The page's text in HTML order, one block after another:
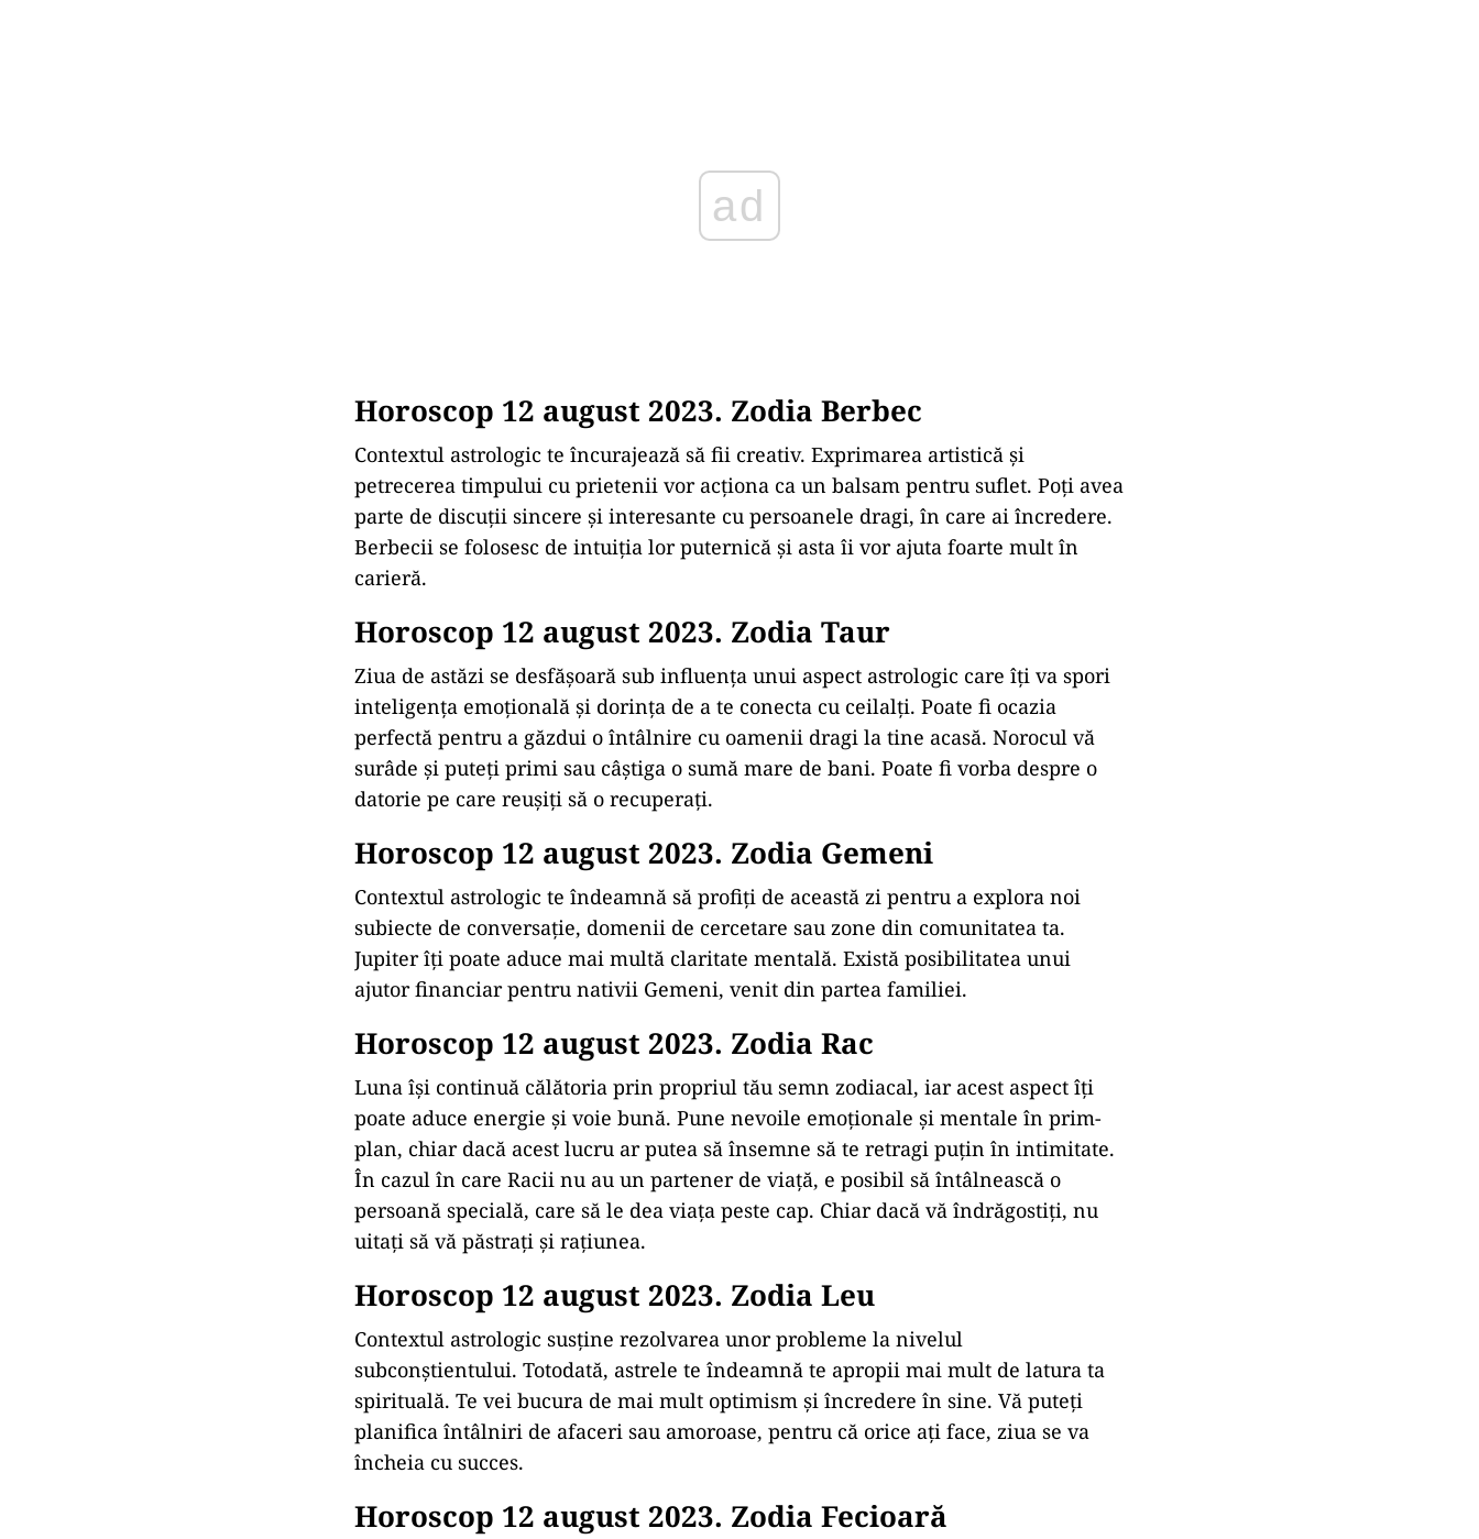
Horoscop 12 august 2023. Zodia Berbec
Contextul astrologic te încurajează să fii creativ. Exprimarea artistică și
petrecerea timpului cu prietenii vor acționa ca un balsam pentru suflet. Poți avea
parte de discuții sincere și interesante cu persoanele dragi, în care ai încredere.
Berbecii se folosesc de intuiția lor puternică și asta îi vor ajuta foarte mult în
carieră.
Horoscop 12 august 2023. Zodia Taur
Ziua de astăzi se desfășoară sub influența unui aspect astrologic care îți va spori
inteligența emoțională și dorința de a te conecta cu ceilalți. Poate fi ocazia
perfectă pentru a găzdui o întâlnire cu oamenii dragi la tine acasă. Norocul vă
surâde și puteți primi sau câștiga o sumă mare de bani. Poate fi vorba despre o
datorie pe care reușiți să o recuperați.
Horoscop 12 august 2023. Zodia Gemeni
Contextul astrologic te îndeamnă să profiți de această zi pentru a explora noi
subiecte de conversație, domenii de cercetare sau zone din comunitatea ta.
Jupiter îți poate aduce mai multă claritate mentală. Există posibilitatea unui
ajutor financiar pentru nativii Gemeni, venit din partea familiei.
Horoscop 12 august 2023. Zodia Rac
Luna își continuă călătoria prin propriul tău semn zodiacal, iar acest aspect îți
poate aduce energie și voie bună. Pune nevoile emoționale și mentale în prim-
plan, chiar dacă acest lucru ar putea să însemne să te retragi puțin în intimitate.
În cazul în care Racii nu au un partener de viață, e posibil să întâlnească o
persoană specială, care să le dea viața peste cap. Chiar dacă vă îndrăgostiți, nu
uitați să vă păstrați și rațiunea.
Horoscop 12 august 2023. Zodia Leu
Contextul astrologic susține rezolvarea unor probleme la nivelul
subconștientului. Totodată, astrele te îndeamnă te apropii mai mult de latura ta
spirituală. Te vei bucura de mai mult optimism și încredere în sine. Vă puteți
planifica întâlniri de afaceri sau amoroase, pentru că orice ați face, ziua se va
încheia cu succes.
Horoscop 12 august 2023. Zodia Fecioară